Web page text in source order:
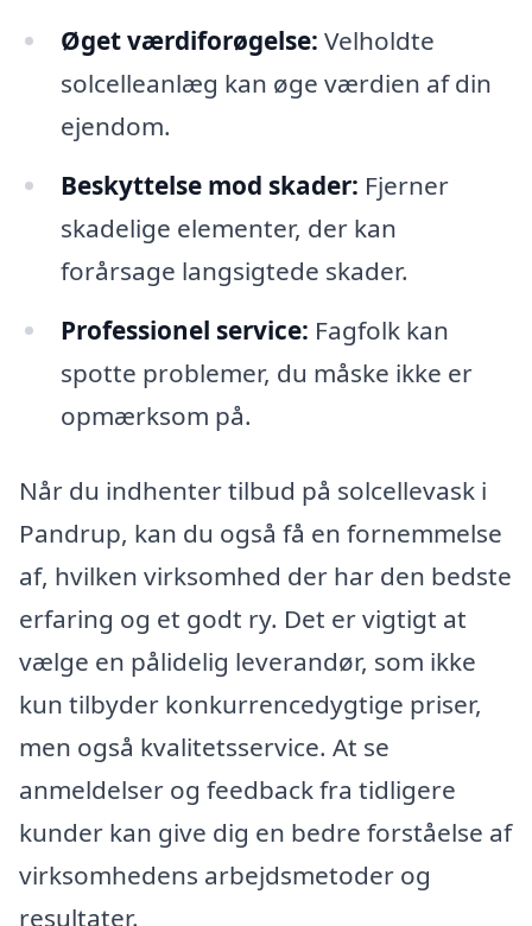
Øget værdiforøgelse: Velholdte
solcelleanlæg kan øge værdien af din
ejendom.
Beskyttelse mod skader: Fjerner
skadelige elementer, der kan
forårsage langsigtede skader.
Professionel service: Fagfolk kan
spotte problemer, du måske ikke er
opmærksom på.
Når du indhenter tilbud på solcellevask i
Pandrup, kan du også få en fornemmelse
af, hvilken virksomhed der har den bedste
erfaring og et godt ry. Det er vigtigt at
vælge en pålidelig leverandør, som ikke
kun tilbyder konkurrencedygtige priser,
men også kvalitetsservice. At se
anmeldelser og feedback fra tidligere
kunder kan give dig en bedre forståelse af
virksomhedens arbejdsmetoder og
resultater.